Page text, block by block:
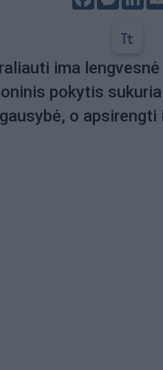
ima lengvesnė
pokytis
o apsirengti